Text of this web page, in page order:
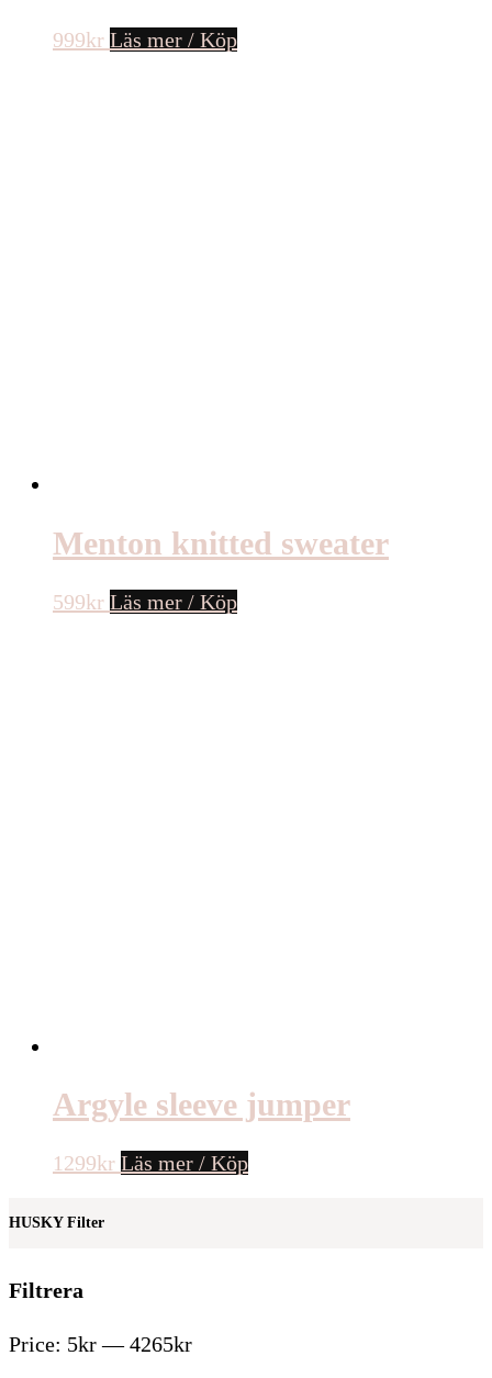
999kr Läs mer / Köp
Menton knitted sweater
599kr Läs mer / Köp
Argyle sleeve jumper
1299kr Läs mer / Köp
HUSKY Filter
Filtrera
Price: 5kr—4265kr